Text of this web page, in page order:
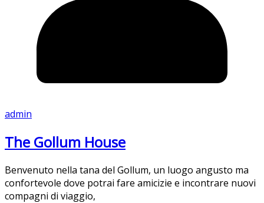
admin
The Gollum House
Benvenuto nella tana del Gollum, un luogo angusto ma
confortevole dove potrai fare amicizie e incontrare nuovi
compagni di viaggio,